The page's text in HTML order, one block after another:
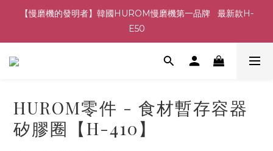
【慢磨機的發明者】韓國HUROM慢磨機第一品牌   最新款H-
E50
HUROM零件 - 食材暫存容器
矽膠圈【H-410】